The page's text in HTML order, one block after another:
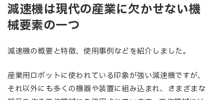
減速機は現代の産業に欠かせない機
械要素の一つ
減速機の概要と特徴、使用事例などを紹介しました。
産業用ロボットに使われている印象が強い減速機ですが、
それ以外にも多くの機器や装置に組み込まれ、さまざまな